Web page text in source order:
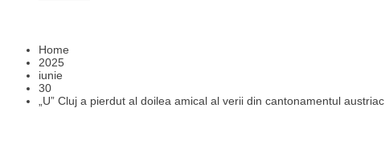
Home
2025
iunie
30
„U” Cluj a pierdut al doilea amical al verii din cantonamentul austriac